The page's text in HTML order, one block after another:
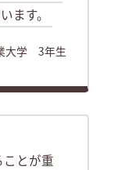
ます。
大学 3年生
とが重